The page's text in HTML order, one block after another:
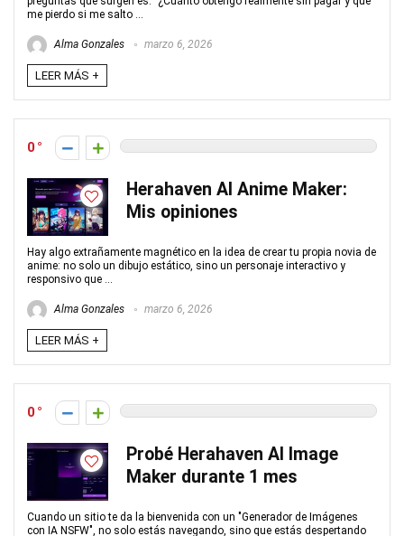
me pierdo si me salto ...
Alma Gonzales marzo 6, 2026
LEER MÁS +
0
Herahaven AI Anime Maker:
Mis opiniones
Hay algo extrañamente magnético en la idea de crear tu propia novia de
anime: no solo un dibujo estático, sino un personaje interactivo y
responsivo que ...
Alma Gonzales marzo 6, 2026
LEER MÁS +
0
Probé Herahaven AI Image
Maker durante 1 mes
Cuando un sitio te da la bienvenida con un "Generador de Imágenes
con IA NSFW", no solo estás navegando, sino que estás despertando